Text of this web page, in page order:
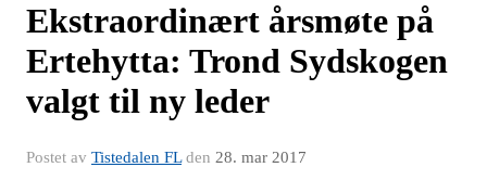
Ekstraordinært årsmøte på
Ertehytta: Trond Sydskogen
valgt til ny leder
Postet av Tistedalen FLden 28. mar 2017